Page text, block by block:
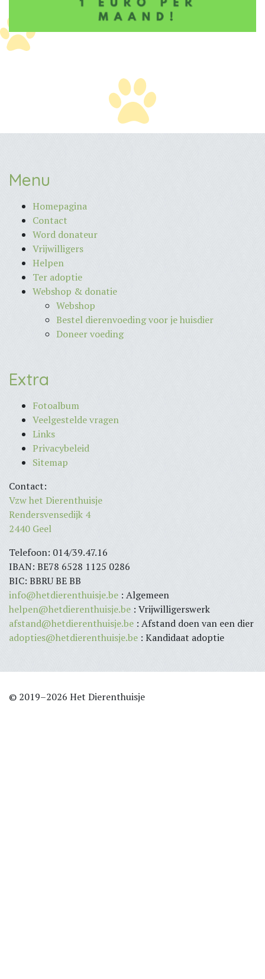
Menu
Homepagina
Contact
Word donateur
Vrijwilligers
Helpen
Ter adoptie
Webshop & donatie
Webshop
Bestel dierenvoeding voor je huisdier
Doneer voeding
Extra
Fotoalbum
Veelgestelde vragen
Links
Privacybeleid
Sitemap
Contact:
Vzw het Dierenthuisje
Rendersvensedijk 4
2440 Geel
Telefoon: 014/39.47.16
IBAN: BE78 6528 1125 0286
BIC: BBRU BE BB
info@hetdierenthuisje.be : Algemeen
helpen@hetdierenthuisje.be : Vrijwilligerswerk
afstand@hetdierenthuisje.be : Afstand doen van een dier
adopties@hetdierenthuisje.be : Kandidaat adoptie
© 2019–2026 Het Dierenthuisje